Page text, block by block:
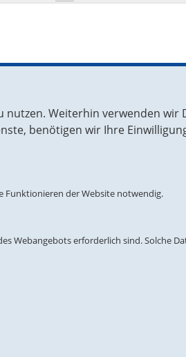
Christlich
Europäische Volkspartei
People’s Party (EPP)
nutzen. Weiterhin verwenden
benötigen wir Ihre
Funktionieren der Website notwendig.
Webangebots erforderlich sind. Solche